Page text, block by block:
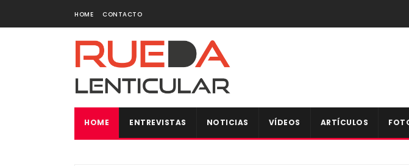
HOME CONTACTO
HOME ENTREVISTAS NOTICIAS VÍDEOS ARTÍCULOS